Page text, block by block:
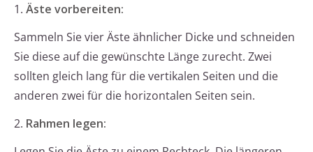
1. Äste vorbereiten:
Sammeln Sie vier Äste ähnlicher Dicke und schneiden
Sie diese auf die gewünschte Länge zurecht. Zwei
sollten gleich lang für die vertikalen Seiten und die
anderen zwei für die horizontalen Seiten sein.
2. Rahmen legen: